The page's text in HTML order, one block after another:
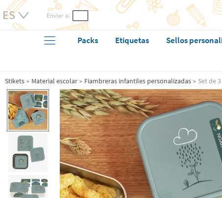
Enviar a:
Packs Etiquetas Sellos
Stikets Material escolar Fiambreras infantiles personalizadas Set de